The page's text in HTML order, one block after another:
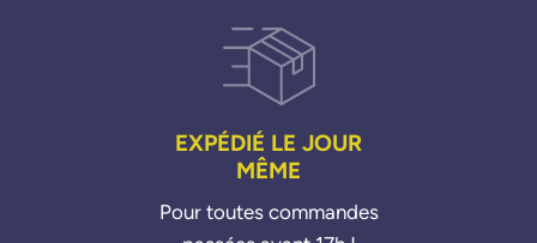
EXPÉDIÉ LE JOUR
MÊME
Pour toutes commandes